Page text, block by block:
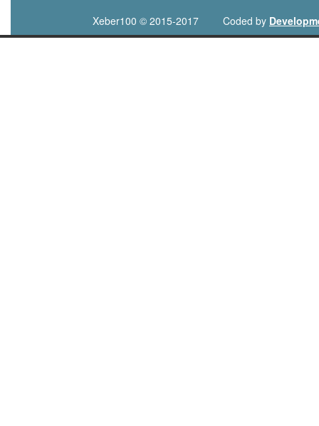
Xeber100 © 2015-2017 Coded by